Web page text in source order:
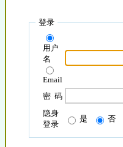
登录
用户
名
Email
密 码
隐身
登录
是 否